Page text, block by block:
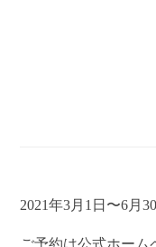
2021年3月1日〜6月